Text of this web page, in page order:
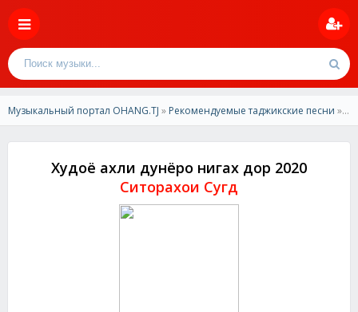
Музыкальный портал OHANG.TJ » Рекомендуемые таджикские песни » Ситорахои Сугд-Худоё ахли дунёро нигах дор
Худоё ахли дунёро нигах дор 2020
Ситорахои Сугд